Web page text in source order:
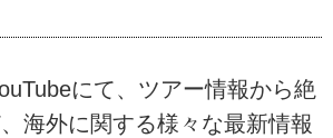
にて、ツアー情報から絶
海外に関する様々な最新情報